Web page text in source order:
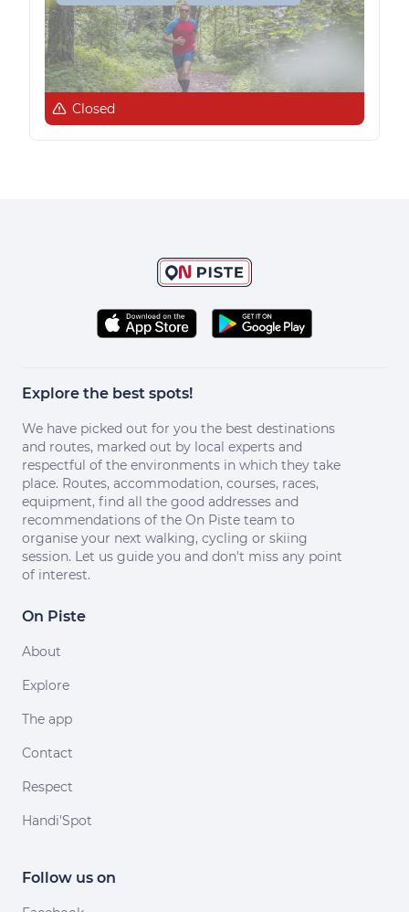
Closed
Explore the best spots!
We have picked out for you the best destinations
and routes, marked out by local experts and
respectful of the environments in which they take
place. Routes, accommodation, courses, races,
equipment, find all the good addresses and
recommendations of the On Piste team to
organise your next walking, cycling or skiing
session. Let us guide you and don't miss any point
of interest.
On Piste
About
Explore
The app
Contact
Respect
Handi'Spot
Follow us on